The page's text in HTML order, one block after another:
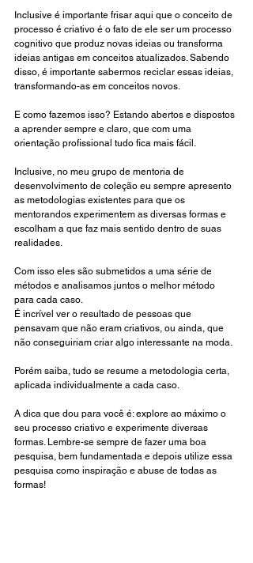
Inclusive é importante frisar aqui que o conceito de
processo é criativo é o fato de ele ser um processo
cognitivo que produz novas ideias ou transforma
ideias antigas em conceitos atualizados. Sabendo
disso, é importante sabermos reciclar essas ideias,
transformando-as em conceitos novos.
E como fazemos isso? Estando abertos e dispostos
a aprender sempre e claro, que com uma
orientação profissional tudo fica mais fácil.
Inclusive, no meu grupo de mentoria de
desenvolvimento de coleção eu sempre apresento
as metodologias existentes para que os
mentorandos experimentem as diversas formas e
escolham a que faz mais sentido dentro de suas
realidades.
Com isso eles são submetidos a uma série de
métodos e analisamos juntos o melhor método
para cada caso.
É incrível ver o resultado de pessoas que
pensavam que não eram criativos, ou ainda, que
não conseguiriam criar algo interessante na moda.
Porém saiba, tudo se resume a metodologia certa,
aplicada individualmente a cada caso.
A dica que dou para você é: explore ao máximo o
seu processo criativo e experimente diversas
formas. Lembre-se sempre de fazer uma boa
pesquisa, bem fundamentada e depois utilize essa
pesquisa como inspiração e abuse de todas as
formas!